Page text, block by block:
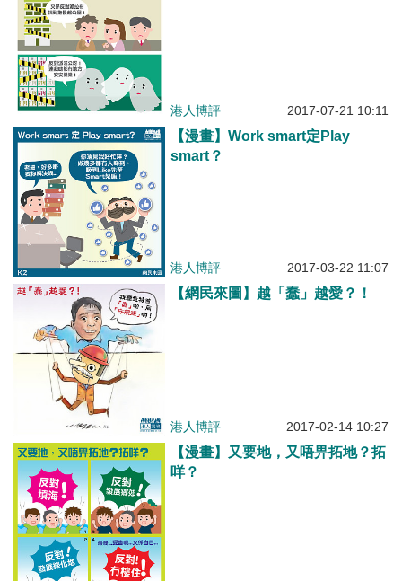
港人博評 2017-07-21 10:11
【漫畫】Work smart定Play
smart？
港人博評 2017-03-22 11:07
【網民來圖】越「蠢」越愛？！
港人博評 2017-02-14 10:27
【漫畫】又要地，又唔畀拓地？拓
咩？